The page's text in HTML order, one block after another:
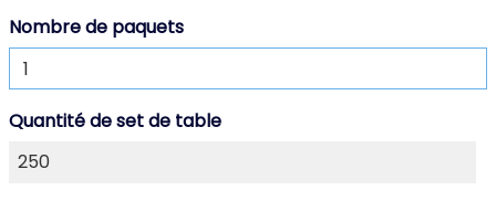
Nombre de paquets
Quantité de set de table